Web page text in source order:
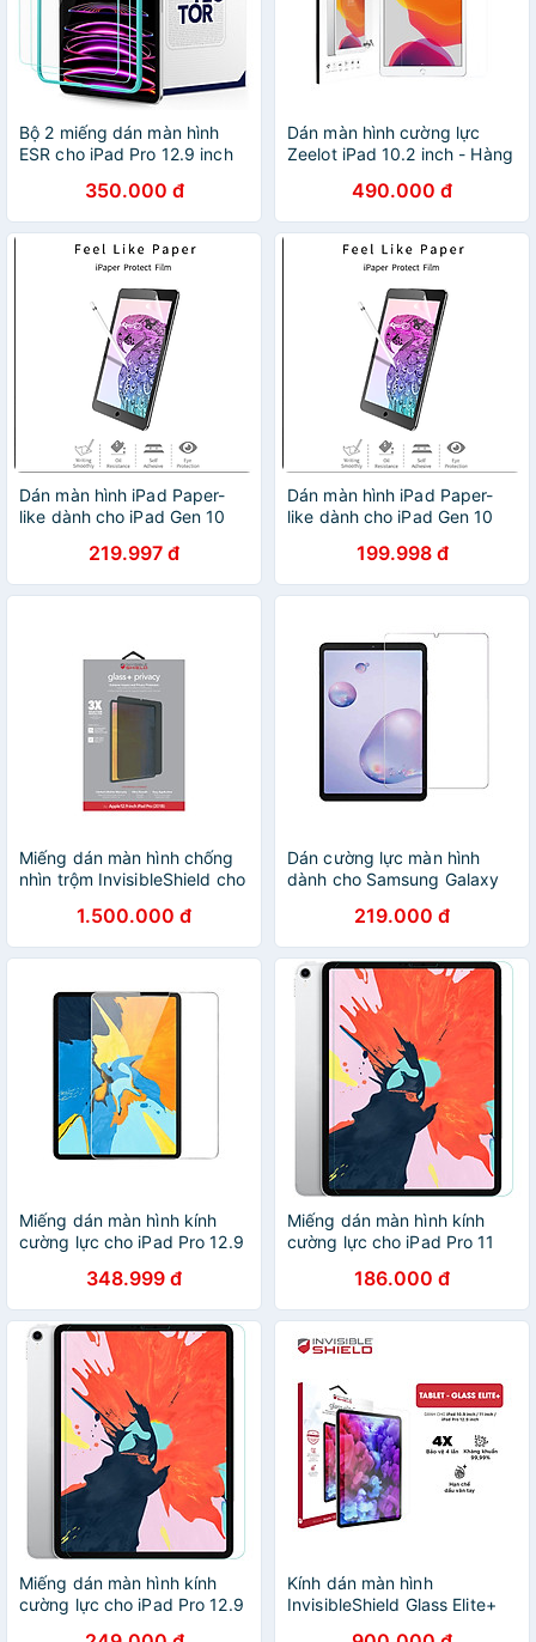
Bộ 2 miếng dán màn hình
ESR cho iPad Pro 12.9 inch
hệ 6/5/4/3), Kính cường lực
có khung căn chỉnh - Hàng
Chính Hãng
350.000 đ
Dán màn hình cường lực
Zeelot iPad 10.2 inch - Hàng
490.000 đ
Dán màn hình iPad Paper-
like dành cho iPad Gen 10
chống vân tay cho cảm giác
vẽ như trên giấy - Hàng
Chính Hãng
219.997 đ
Dán màn hình iPad Paper-
like dành cho iPad Gen 10
chống vân tay cho cảm giác
vẽ như trên giấy - Hàng
chính hãng
199.998 đ
Miếng dán màn hình chống
nhìn trộm InvisibleShield cho
1.500.000 đ
Dán cường lực màn hình
dành cho Samsung Galaxy
Nhập Khẩu219.000 đ
Miếng dán màn hình kính
cường lực cho iPad Pro 12.9
hiệu JCPAL iClara 9H (mỏng
0.2 mm, vát cạnh 2.5D,
chống trầy, chống va đập) -
Hàng chính hãng
348.999 đ
Miếng dán màn hình kính
cường lực cho iPad Pro 11
Mercury H+ Pro (mỏng 0.2
mm, vát cạnh 2.5D, chống
trầy, chống va đập) - Hàng
chính hãng
186.000 đ
Miếng dán màn hình kính
cường lực cho iPad Pro 12.9
Kính dán màn hình
InvisibleShield Glass Elite+